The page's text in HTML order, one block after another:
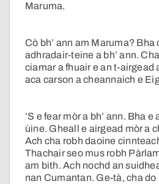
Maruma.
Cò bh’ ann am Maruma? Bha
adhradair-teine a bh’ ann.
ciamar a fhuair e an t-airgead
aca carson a cheannaich e
’S e fear mòr a bh’ ann. Bha e
ùine. Gheall e airgead mòr a
Ach cha robh daoine
Thachair seo mus robh
am bith. Ach nochd an
nan Cumantan. Ge-tà, cha